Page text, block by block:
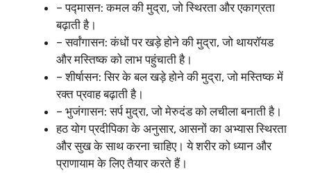
– पद्मासन: कमल की मुद्रा, जो स्थिरता और एकाग्रता
बढ़ाती है।
– सर्वांगासन: कंधों पर खड़े होने की मुद्रा, जो थायरॉयड
और मस्तिष्क को लाभ पहुंचाती है।
– शीर्षासन: सिर के बल खड़े होने की मुद्रा, जो मस्तिष्क में
रक्त प्रवाह बढ़ाती है।
– भुजंगासन: सर्प मुद्रा, जो मेरुदंड को लचीला बनाती है।
हठ योग प्रदीपिका के अनुसार, आसनों का अभ्यास स्थिरता
और सुख के साथ करना चाहिए। ये शरीर को ध्यान और
प्राणायाम के लिए तैयार करते हैं।